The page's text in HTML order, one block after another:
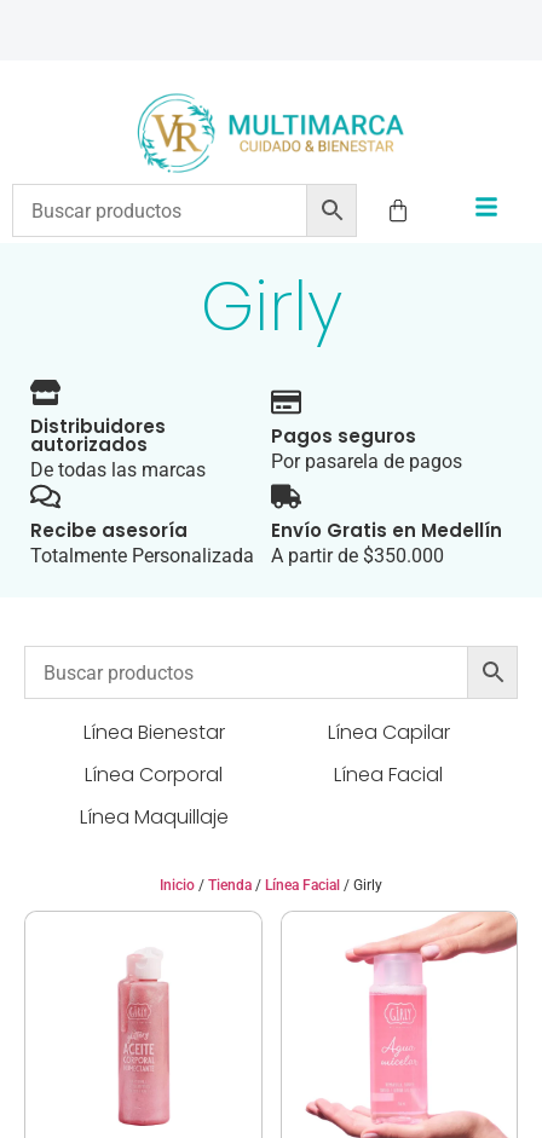
Girly
Distribuidores
autorizados
De todas las marcas
Pagos seguros
Por pasarela de pagos
Recibe asesoría
Totalmente Personalizada
Envío Gratis en Medellín
A partir de $350.000
Línea Bienestar
Línea Capilar
Línea Corporal
Línea Facial
Línea Maquillaje
Inicio / Tienda / Línea Facial / Girly